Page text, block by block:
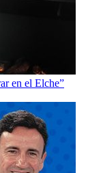
en el Elche”